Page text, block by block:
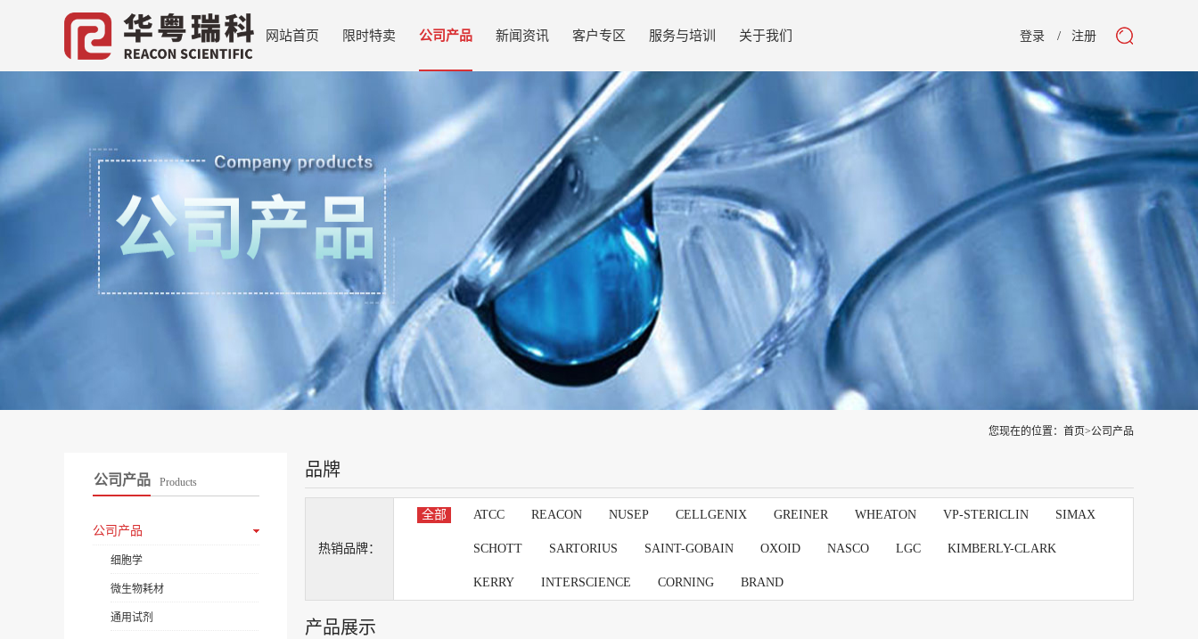
登录 注册
网站首页 限时特卖 公司产品 新闻资讯 客户专区 服务与培训 关于我们
您现在的位置： 首页>公司产品
公司产品 Products
公司产品
细胞学
微生物耗材
通用试剂
品牌
热销品牌：
全部 ATCC REACON NUSEP CELLGENIX GREINER WHEATON VP-STERICLIN SIMAX
SCHOTT SARTORIUS SAINT-GOBAIN OXOID NASCO LGC KIMBERLY-CLARK
KERRY INTERSCIENCE CORNING BRAND
产品展示